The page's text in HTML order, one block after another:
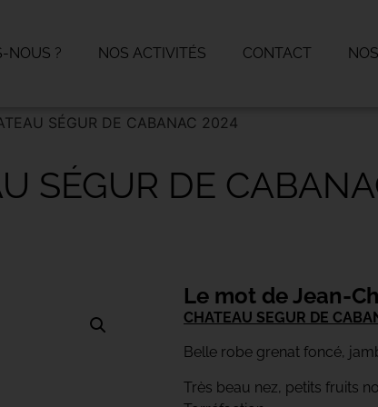
NOUS ? NOS ACTIVITÉS CONTACT
SÉGUR DE CABANAC 2024
SÉGUR DE
Le mot de Jean-
CHATEAU SEGUR DE
Belle robe grenat foncé,
Très beau nez, petits fruits